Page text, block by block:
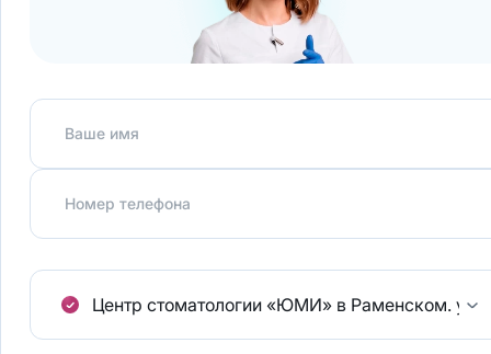
Ваше имя
Номер телефона
Центр стоматологии «ЮМИ» в Раменском. ул.